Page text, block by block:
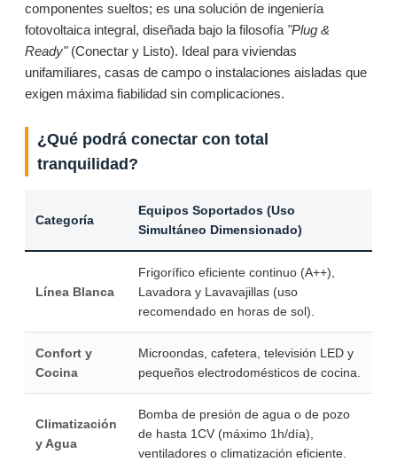
componentes sueltos; es una solución de ingeniería
fotovoltaica integral, diseñada bajo la filosofía "Plug &
Ready"(Conectar y Listo). Ideal para viviendas
unifamiliares, casas de campo o instalaciones aisladas que
exigen máxima fiabilidad sin complicaciones.
¿Qué podrá conectar con total
tranquilidad?
Categoría
Equipos Soportados (Uso
Simultáneo Dimensionado)
Línea Blanca
Frigorífico eficiente continuo (A++),
Lavadora y Lavavajillas (uso
recomendado en horas de sol).
Confort y
Cocina
Microondas, cafetera, televisión LED y
pequeños electrodomésticos de cocina.
Climatización
y Agua
Bomba de presión de agua o de pozo
de hasta 1CV (máximo 1h/día),
ventiladores o climatización eficiente.